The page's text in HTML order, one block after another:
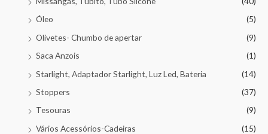
Óleo
(5)
Olivetes- Chumbo de apertar
(9)
Saca Anzois
(1)
Starlight, Adaptador Starlight, Luz Led, Bateria
(14)
Stoppers
(37)
Tesouras
(9)
Vários Acessórios-Cadeiras
(15)